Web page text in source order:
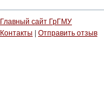
Главный сайт ГрГМУ
Контакты
Отправить отзыв